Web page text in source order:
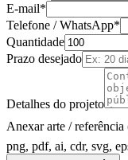
E-mail*
Telefone / WhatsApp*
Quantidade
Prazo desejado
Detalhes do projeto
Anexar arte /
png, pdf, ai, cdr, svg,